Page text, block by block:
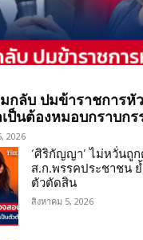
กลับ ปมข้าราชการหั
ป็นต้องหมอบกราบกร
2026
‘ศิริกัญญา’ ไม่หวั่นถู
ส.ก.พรรคประชาชน
ตัวตัดสิน
สิงหาคม 5, 2026